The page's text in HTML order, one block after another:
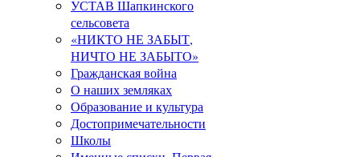
УСТАВ Шапкинского
сельсовета
«НИКТО НЕ ЗАБЫТ,
НИЧТО НЕ ЗАБЫТО»
Гражданская война
О наших земляках
Образование и культура
Достопримечательности
Школы